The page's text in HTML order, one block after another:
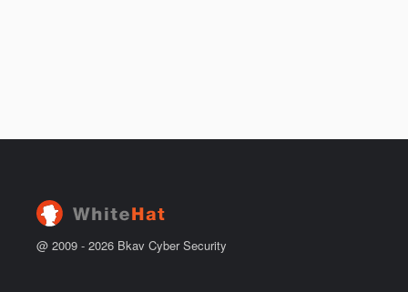
@ 2009 - 2026 Bkav Cyber Security